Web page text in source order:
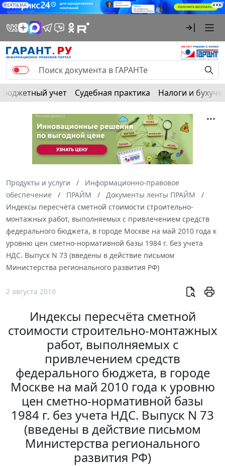
РЕКЛАМА
Бюджетный учет Судебная практика Налоги и
Продукты и услуги
Информационно-правовое
обеспечение
ПРАЙМ
Документы ленты ПРАЙМ
Индексы пересчёта сметной стоимости строительно-
монтажных работ, выполняемых с привлечением средств
федерального бюджета, в городе Москве на май 2010 года к
уровню цен сметно-нормативной базы 1984 г. без учета
НДС. Выпуск N 73 (введены в действие письмом
Министерства регионального развития РФ)
2 августа 2010
Индексы пересчёта сметной
стоимости строительно-монтажных
работ, выполняемых с
привлечением средств
федерального бюджета, в городе
Москве на май 2010 года к уровню
цен сметно-нормативной базы
1984 г. без учета НДС. Выпуск N 73
(введены в действие письмом
Министерства регионального
развития РФ)